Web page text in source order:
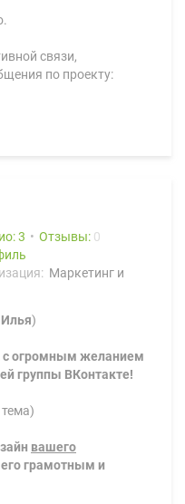
связи,
по проекту:
3 Отзывы: 0
Маркетинг и
Илья)
с огромным желанием
группы ВКонтакте!
вашего
грамотным и